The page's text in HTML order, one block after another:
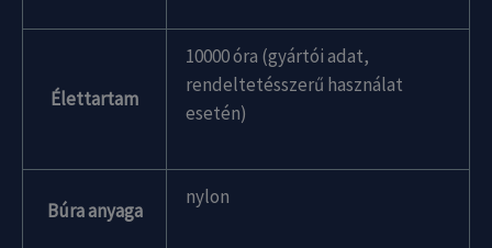
Élettartam
10000 óra (gyártói adat,
rendeltetésszerű használat
esetén)
Búra anyaga
nylon